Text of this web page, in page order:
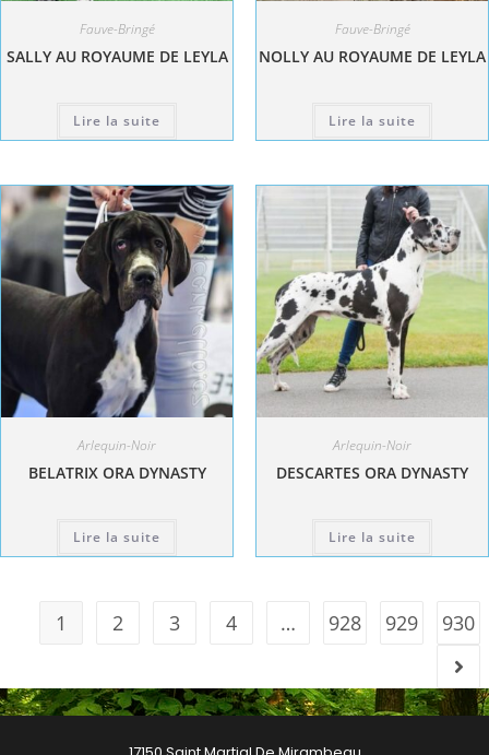
Fauve-Bringé
SALLY AU ROYAUME DE LEYLA
Lire la suite
Fauve-Bringé
NOLLY AU ROYAUME DE LEYLA
Lire la suite
Arlequin-Noir
BELATRIX ORA DYNASTY
Lire la suite
Arlequin-Noir
DESCARTES ORA DYNASTY
Lire la suite
1 2 3 4 … 928 929 930